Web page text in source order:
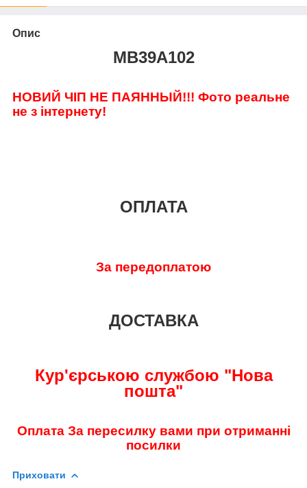
Опис
MB39A102
НОВИЙ ЧІП НЕ ПАЯННЫЙ!!! Фото реальне
не з інтернету!
ОПЛАТА
За передоплатою
ДОСТАВКА
Кур'єрською службою "Нова
пошта"
Оплата За пересилку вами при отриманні
посилки
Приховати